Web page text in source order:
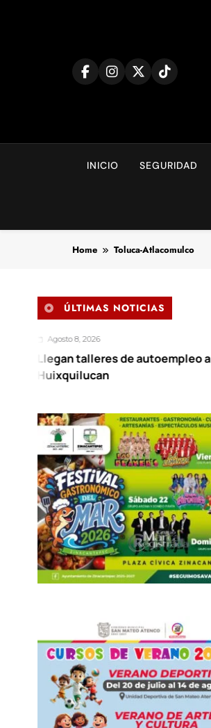
INICIO SEGURIDAD
Home Toluca-Atlacomulco
ÚLTIMAS NOTICIAS
de autoempleo a